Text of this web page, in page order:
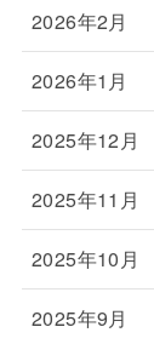
2026年2月
2026年1月
2025年12月
2025年11月
2025年10月
2025年9月